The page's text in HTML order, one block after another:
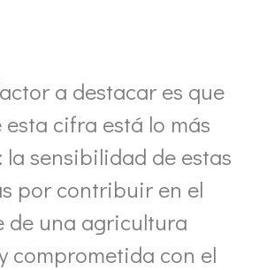
a destacar es que
esta cifra está lo más
sensibilidad de estas
por contribuir en el
de una agricultura
comprometida con el